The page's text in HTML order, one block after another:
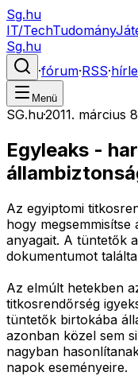
Sg.hu
IT/TechTudomány
Sg.hu
·fórum·RSS·
Menü
SG.hu·2011. március
Egyleaks -
Az egyiptomi
hogy
anyagait. A tüntetők
dokumentumot
Az elmúlt hetekben
titkosrendőrség
tüntetők birtokába
azonban közel sem
nagyban
napok eseményeire.